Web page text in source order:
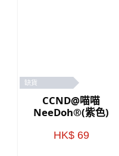
缺貨
CCND@喵喵
NeeDoh®(紫色)
HK$ 69